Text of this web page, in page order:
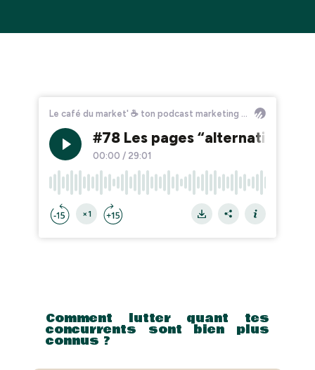
Comment lutter quant tes
concurrents sont bien plus
connus ?